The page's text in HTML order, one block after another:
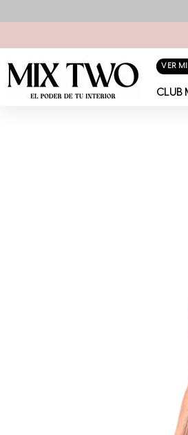
contenido
VER MI
CLUB